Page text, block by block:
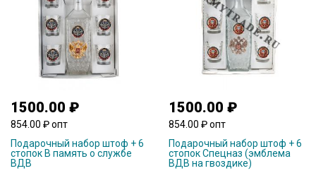
1500.00 ₽
854.00 ₽ опт
Подарочный набор штоф + 6
стопок В память о службе
ВДВ
1500.00 ₽
854.00 ₽ опт
Подарочный набор штоф + 6
стопок Спецназ (эмблема
ВДВ на гвоздике)